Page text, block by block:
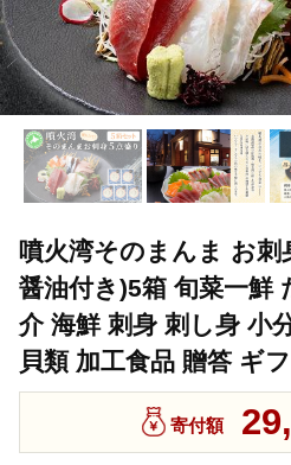
噴火湾そのまんま お刺
醤油付き)5箱 旬菜一鮮
介 海鮮 刺身 刺し身 小
貝類 加工食品 贈答 ギ
寄付額